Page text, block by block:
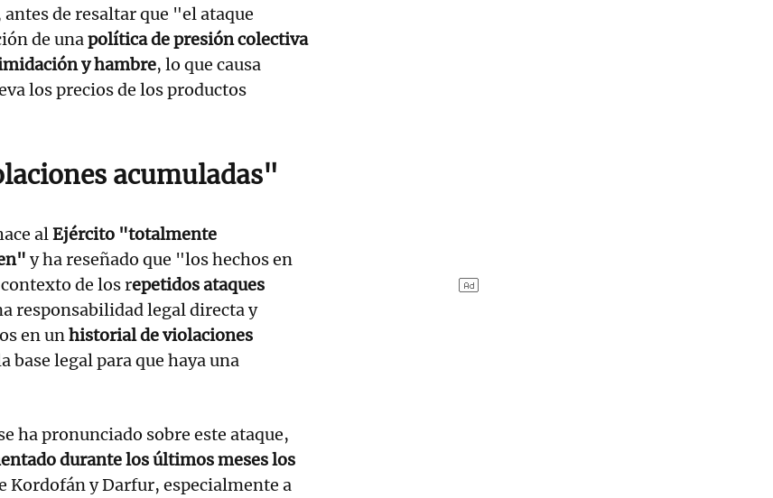
antes de resaltar que "el ataque
de unapolítica de presión colectiva
y hambre, lo que causa
los precios de los productos
acumuladas"
alEjército "totalmente
y ha reseñado que "los hechos en
de los repetidos ataques
responsabilidad legal directa y
en unhistorial de violaciones
base legal para que haya una
ha pronunciado sobre este ataque,
durante los últimos meses los
Kordofán y Darfur, especialmente a